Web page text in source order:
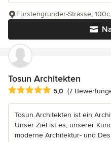
Fürstengrunder-Strasse,
Tosun Architekten
Durchschnittliche
5,0 (7
Tosun Architekten ist ein
Unser Ziel ist es, unserer
moderne Architektur- und